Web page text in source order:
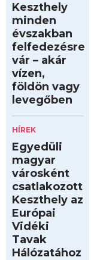
Keszthely
minden
évszakban
felfedezésre
vár – akár
vízen,
földön vagy
levegőben
HÍREK
Egyedüli
magyar
városként
csatlakozott
Keszthely az
Európai
Vidéki
Tavak
Hálózatához